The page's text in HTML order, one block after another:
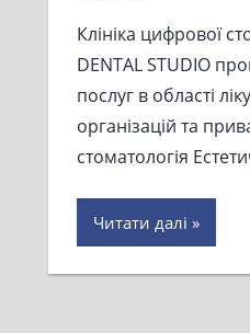
Клініка цифрової
DENTAL STUDIO
послуг в області
організацій та
стоматологія
Читати далі